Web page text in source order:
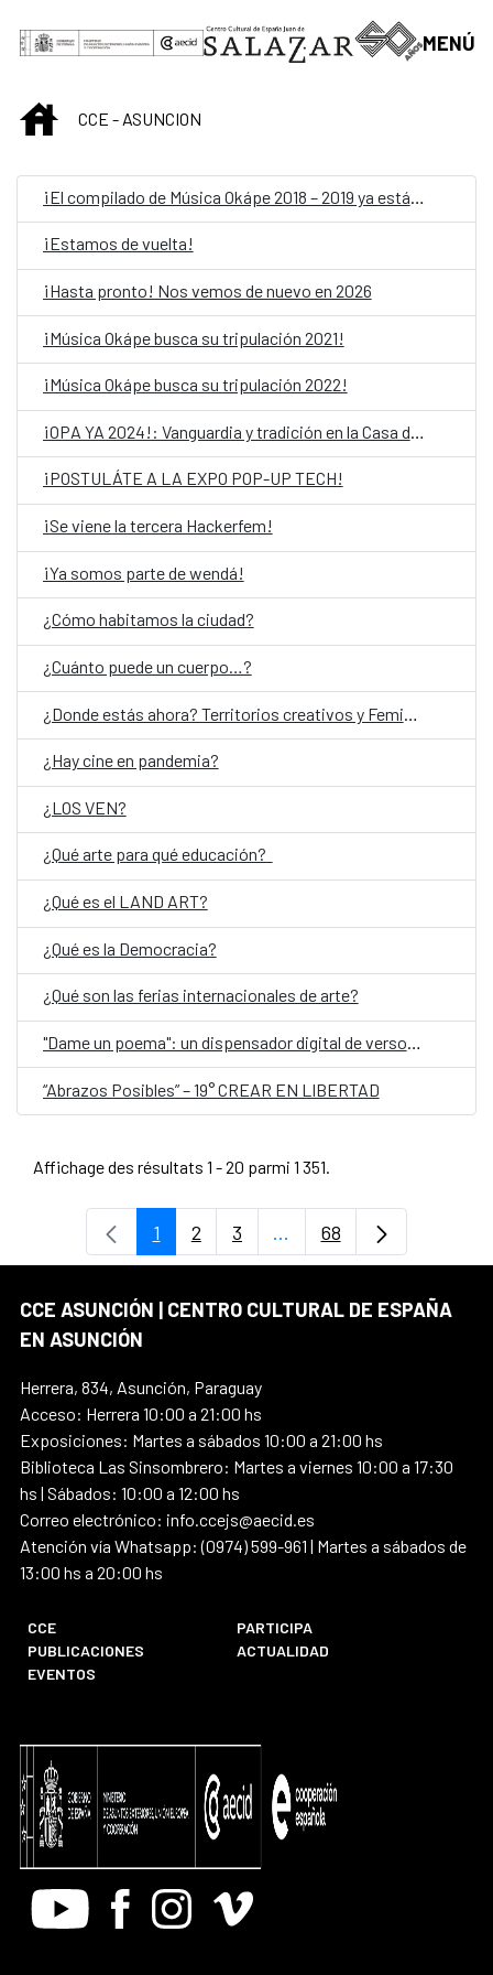
Saut au contenu principal
MENÚ
INICIOCCE - ASUNCION
¡Estamos de vuelta!
¡Hasta pronto! Nos vemos de nuevo en 2026
¡Música Okápe busca su tripulación 2021!
¡Música Okápe busca su tripulación 2022!
¡OPA YA 2024!: Vanguardia y tradición en la Casa del Bicentenario de las Artes Visuales
¡POSTULÁTE A LA EXPO POP-UP TECH!
¡Se viene la tercera Hackerfem!
¡Ya somos parte de wendá!
¿Cómo habitamos la ciudad?
¿Cuánto puede un cuerpo…?
¿Hay cine en pandemia?
¿LOS VEN?
¿Qué arte para qué educación?
¿Qué es el LAND ART?
¿Qué es la Democracia?
¿Qué son las ferias internacionales de arte?
"Dame un poema": un dispensador digital de versos, en el Día Mundial de la Poesía
“Abrazos Posibles” – 19° CREAR EN LIBERTAD
Affichage des résultats 1 - 20 parmi 1 351.
Page
1 Page
2 Page
3 ...Pages intermédiaires
Page
68
CCE ASUNCIÓN | CENTRO CULTURAL DE ESPAÑA
EN ASUNCIÓN
Herrera, 834, Asunción, Paraguay
Acceso: Herrera 10:00 a 21:00 hs
Exposiciones: Martes a sábados 10:00 a 21:00 hs
Biblioteca Las Sinsombrero: Martes a viernes 10:00 a 17:30
hs | Sábados: 10:00 a 12:00 hs
Correo electrónico: info.ccejs@aecid.es
Atención vía Whatsapp: (0974) 599-961 | Martes a sábados de
13:00 hs a 20:00 hs
CCE
PARTICIPA
PUBLICACIONES
ACTUALIDAD
EVENTOS
Youtube FacebookInstagram
Vimeo